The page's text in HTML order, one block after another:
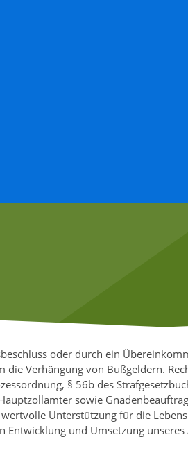
oder durch ein
Verhängung von Bußgeldern.
§ 56b des
sowie
Unterstützung für die
Entwicklung und Umsetzung